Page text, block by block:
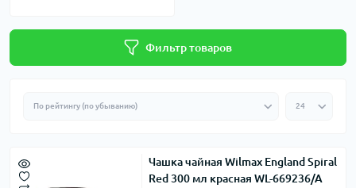
Фильтр товаров
Чашка чайная Wilmax England Spiral
Red 300 мл красная WL-669236/A